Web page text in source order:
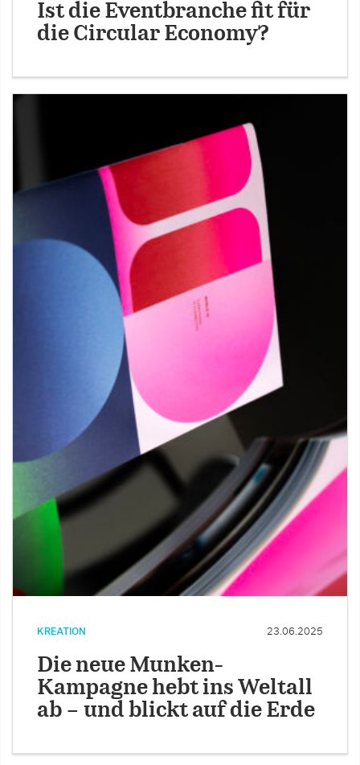
Ist die Eventbranche fit für
die Circular Economy?
KREATION 23.06.2025
Die neue Munken-
Kampagne hebt ins Weltall
ab – und blickt auf die Erde